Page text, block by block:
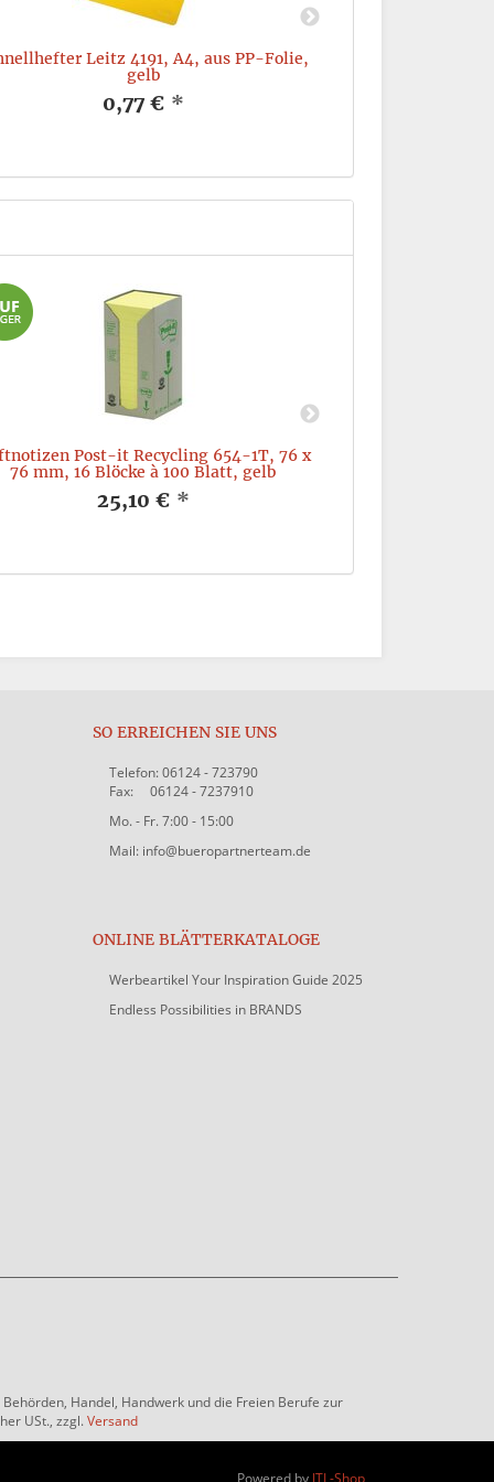
Leitz 4191, A4, aus PP-Folie,
gelb
0,77 € *
Post-it Recycling 654-1T, 76 x
76 mm, 16 Blöcke à 100 Blatt, gelb
25,10 € *
SO ERREICHEN SIE UNS
Telefon: 06124 - 723790
Fax: 06124 - 7237910
Mo. - Fr. 7:00 - 15:00
Mail: info@bueropartnerteam.de
ONLINE BLÄTTERKATALOGE
Werbeartikel Your Inspiration Guide 2025
Endless Possibilities in BRANDS
Handel, Handwerk und die Freien Berufe zur
USt., zzgl.Versand
Powered by JTL-Shop